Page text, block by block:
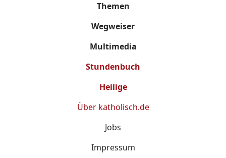
Themen
Wegweiser
Multimedia
Stundenbuch
Heilige
Über katholisch.de
Jobs
Impressum